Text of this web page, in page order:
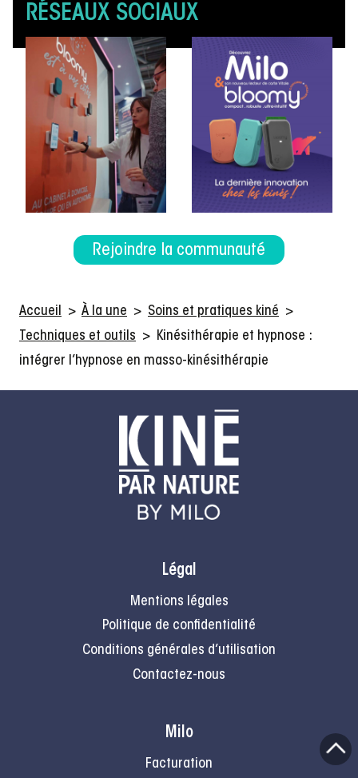
RÉSEAUX SOCIAUX
Rejoindre la communauté
Accueil > À la une > Soins et pratiques kiné >
Techniques et outils > Kinésithérapie et hypnose :
intégrer l’hypnose en masso-kinésithérapie
Légal
Mentions légales
Politique de confidentialité
Conditions générales d’utilisation
Contactez-nous
Milo
Facturation